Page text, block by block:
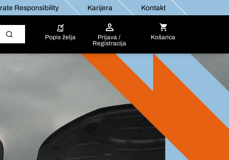
Responsibility Karijera Kontakt
Popis želja
Prijava /
Registracija
Košarica